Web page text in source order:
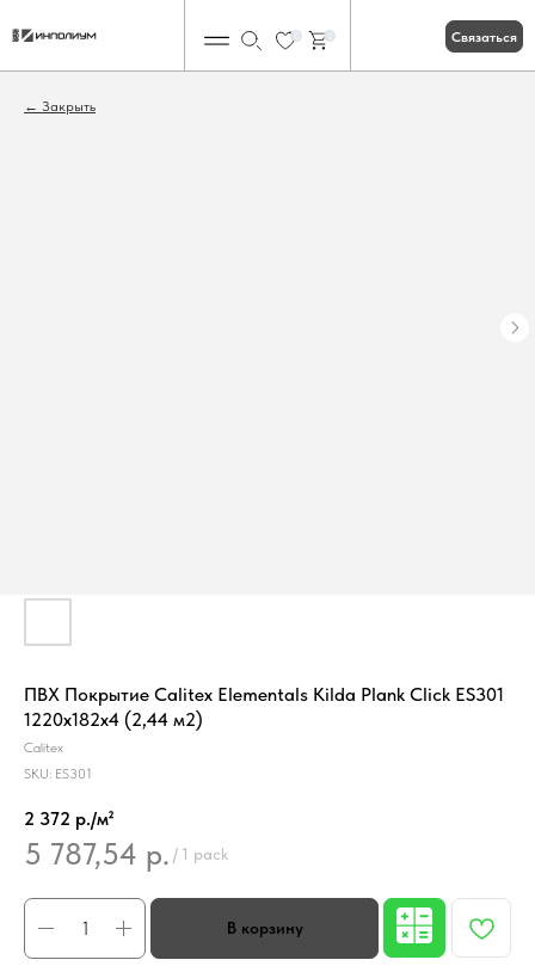
Связаться
Закрыть
ПВХ Покрытие Calitex Elementals Kilda Plank Click ES301
1220x182x4 (2,44 м2)
Calitex
SKU: ES301
2 372 р./м²
5 787,54 р. / 1 pack